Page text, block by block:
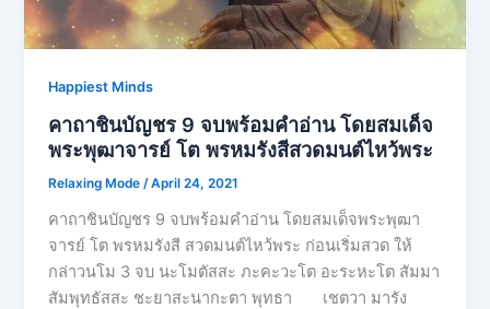
Happiest Minds
คาถาชินบัญชร 9 จบพร้อมคําอ่าน โดยสมเด็จ
พระพุฒาจารย์ โต พรหมรังสีสวดมนต์ไหว้พระ
Relaxing Mode/April 24, 2021
คาถาชินบัญชร 9 จบพร้อมคําอ่าน โดยสมเด็จพระพุฒา
จารย์ โต พรหมรังสี สวดมนต์ไหว้พระ ก่อนเริ่มสวด ให้
กล่าวนโม 3 จบ นะโมตัสสะ ภะคะวะโต อะระหะโต สัมมา
สัมพุทธัสสะ ชะยาสะนากะตา พุทธา เชตวา มารัง